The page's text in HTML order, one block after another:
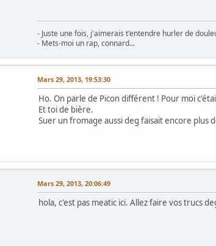
- Juste une fois, j'aimerais t'entendre hurler de
- Mets-moi un rap, connard...
Mars 29, 2013, 19:53:30
Ho. On parle de Picon différent ! Pour moi
Et toi de bière.
Suer un fromage aussi deg faisait encore plus
Mars 29, 2013, 20:06:49
hola, c'est pas meatic ici. Allez faire vos trucs